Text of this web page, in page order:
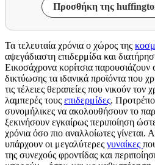
Προσθήκη της
Τα τελευταία χρόνια ο χώρος της
αψεγάδιαστη επιδερμίδα και
Εικοσάχρονα κορίτσια παρουσιάζουν
δικτύωσης τα ιδανικά προϊόντα που
τις τέλειες θεραπείες που νικούν τον
λαμπερές τους επιδερμίδες.
συνομήλικες να ακολουθήσουν το
ξεκινήσουν εγκαίρως περιποίηση
χρόνια όσο πιο αναλλοίωτες
υπάρχουν οι μεγαλύτερες γυναίκες
της συνεχούς φροντίδας και